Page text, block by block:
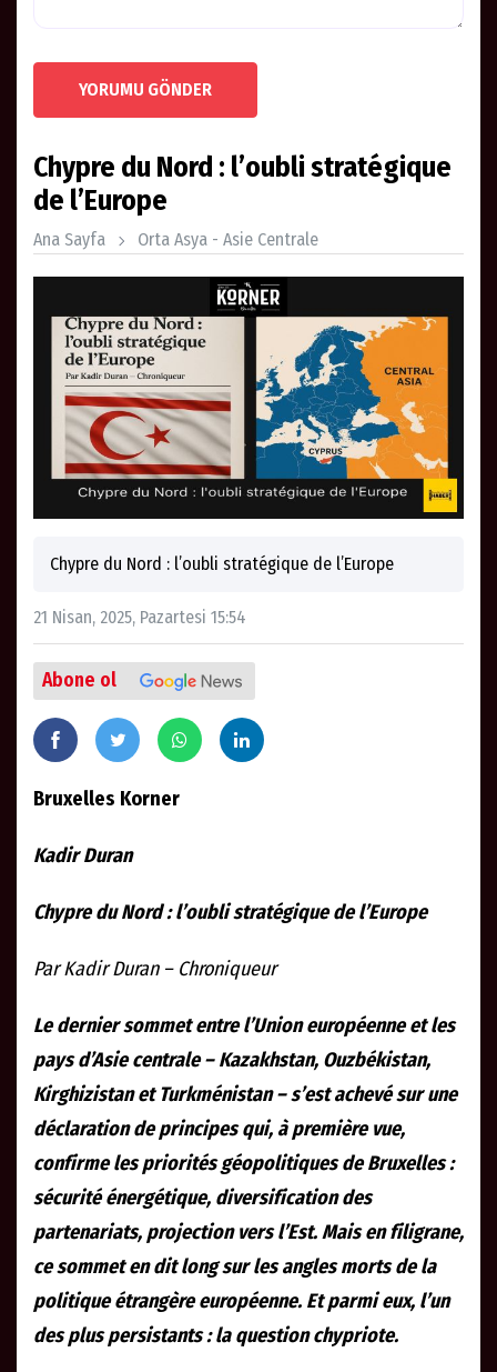
YORUMU GÖNDER
Chypre du Nord : l’oubli stratégique
de l’Europe
Ana Sayfa Orta Asya - Asie Centrale
Chypre du Nord : l’oubli stratégique de l’Europe
21 Nisan, 2025, Pazartesi 15:54
Abone ol
Bruxelles Korner
Kadir Duran
Chypre du Nord : l’oubli stratégique de l’Europe
Par Kadir Duran – Chroniqueur
Le dernier sommet entre l’Union européenne et les
pays d’Asie centrale – Kazakhstan, Ouzbékistan,
Kirghizistan et Turkménistan – s’est achevé sur une
déclaration de principes qui, à première vue,
confirme les priorités géopolitiques de Bruxelles :
sécurité énergétique, diversification des
partenariats, projection vers l’Est. Mais en filigrane,
ce sommet en dit long sur les angles morts de la
politique étrangère européenne. Et parmi eux, l’un
des plus persistants : la question chypriote.